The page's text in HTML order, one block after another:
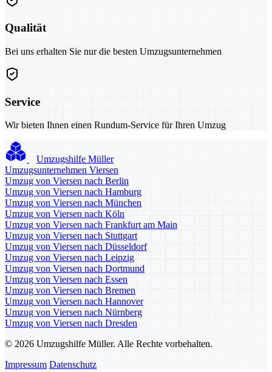
Qualität
Bei uns erhalten Sie nur die besten Umzugsunternehmen
Service
Wir bieten Ihnen einen Rundum-Service für Ihren Umzug
Umzugshilfe Müller
Umzugsunternehmen Viersen
Umzug von Viersen nach Berlin
Umzug von Viersen nach Hamburg
Umzug von Viersen nach München
Umzug von Viersen nach Köln
Umzug von Viersen nach Frankfurt am Main
Umzug von Viersen nach Stuttgart
Umzug von Viersen nach Düsseldorf
Umzug von Viersen nach Leipzig
Umzug von Viersen nach Dortmund
Umzug von Viersen nach Essen
Umzug von Viersen nach Bremen
Umzug von Viersen nach Hannover
Umzug von Viersen nach Nürnberg
Umzug von Viersen nach Dresden
© 2026 Umzugshilfe Müller. Alle Rechte vorbehalten.
Impressum Datenschutz